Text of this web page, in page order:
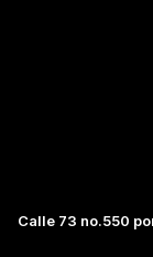
Calle 73 no.550